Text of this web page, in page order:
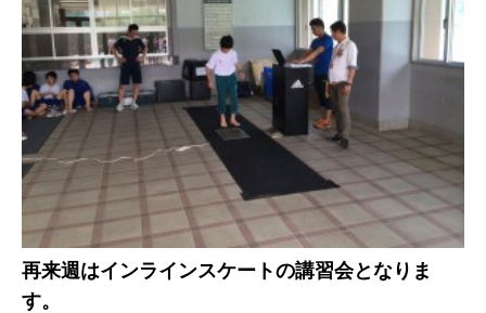
再来週はインラインスケートの講習会となりま
す。